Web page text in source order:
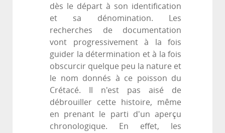
dès le départ à son identification
et sa dénomination. Les
recherches de documentation
vont progressivement à la fois
guider la détermination et à la fois
obscurcir quelque peu la nature et
le nom donnés à ce poisson du
Crétacé. Il n'est pas aisé de
débrouiller cette histoire, même
en prenant le parti d'un aperçu
chronologique. En effet, les